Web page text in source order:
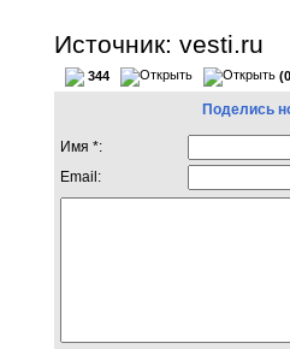
Источник: vesti.ru
344
Поделись
Имя *:
Email: